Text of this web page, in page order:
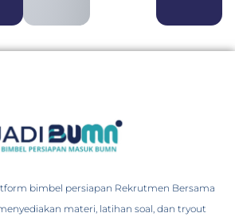
bimbel persiapan Rekrutmen Bersama
materi, latihan soal, dan tryout